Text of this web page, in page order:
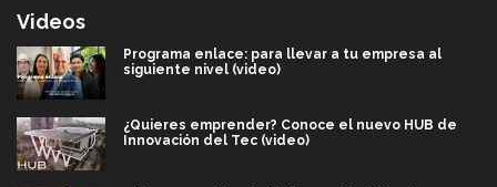
Videos
Programa enlace: para llevar a tu empresa al
siguiente nivel (video)
¿Quieres emprender? Conoce el nuevo HUB de
Innovación del Tec (video)